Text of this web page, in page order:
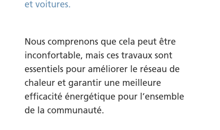
et voitures.
Nous comprenons que cela peut être
inconfortable, mais ces travaux sont
essentiels pour améliorer le réseau de
chaleur et garantir une meilleure
efficacité énergétique pour l’ensemble
de la communauté.